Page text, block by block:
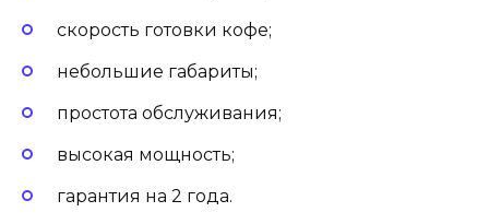
скорость готовки кофе;
небольшие габариты;
простота обслуживания;
высокая мощность;
гарантия на 2 года.